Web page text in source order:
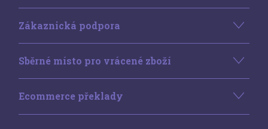
Zákaznická podpora
Sběrné místo pro vrácené zboží
Ecommerce překlady